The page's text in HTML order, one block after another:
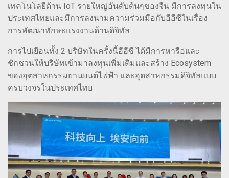
เทคโนโลยีด้าน IoT รายใหญ่อันดับต้นๆของจีน มีการลงทุนใน
ประเทศไทยและมีการลงนามความร่วมมือกับอีอีซีในเรื่อง
การพัฒนาทักษะแรงงานด้านดิจิทัล
การไปเยือนทั้ง 2 บริษัทในครั้งนี้อีอีซี ได้มีการหารือและ
ชักชวนให้บริษัทเข้ามาลงทุนเพิ่มเติมและสร้าง Ecosystem
ของอุตสาหกรรมยานยนต์ไฟฟ้า และอุตสาหกรรมดิจิทัลแบบ
ครบวงจรในประเทศไทย